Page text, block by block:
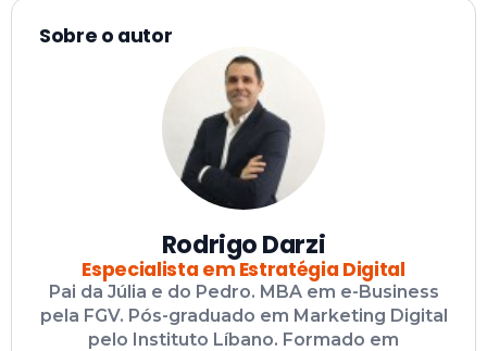
Sobre o autor
Rodrigo Darzi
Especialista em Estratégia Digital
Pai da Júlia e do Pedro. MBA em e-Business
pela FGV. Pós-graduado em Marketing Digital
pelo Instituto Líbano. Formado em